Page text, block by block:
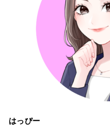
はっぴー